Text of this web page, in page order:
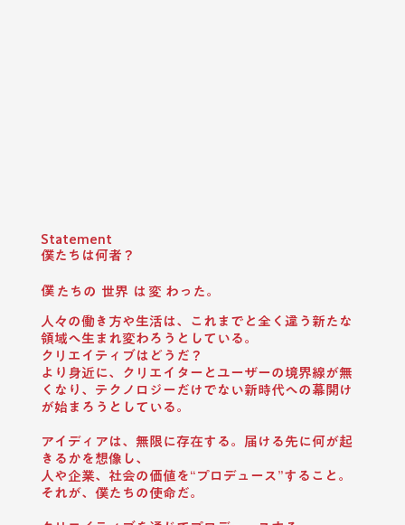
Statement
​僕たちは何者？
​僕 ​たちの ​世界 ​は ​変 ​わった。
人々の働き方や生活は、これまでと全く違う新たな
領域へ生まれ変わろうとしている。
クリエイティブはどうだ？
より身近に、クリエイターとユーザーの境界線が無
くなり、テクノロジーだけでない新時代への幕開け
が始まろうとしている。
アイディアは、無限に存在する。届ける先に何が起
きるかを想像し、
人や企業、社会の価値を“プロデュース”すること。
それが、僕たちの使命だ。